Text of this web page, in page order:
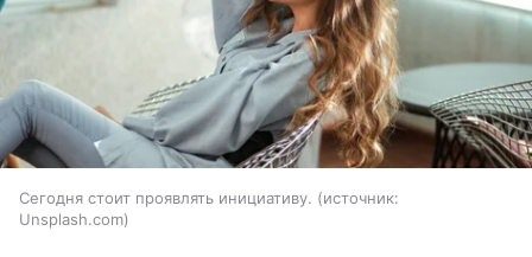
Сегодня стоит проявлять инициативу.
источник:
Unsplash.com